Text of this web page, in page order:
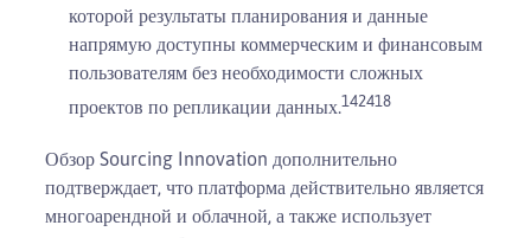
которой результаты планирования и данные
напрямую доступны коммерческим и финансовым
пользователям без необходимости сложных
проектов по репликации данных.142418
Обзор Sourcing Innovation дополнительно
подтверждает, что платформа действительно является
многоарендной и облачной, а также использует